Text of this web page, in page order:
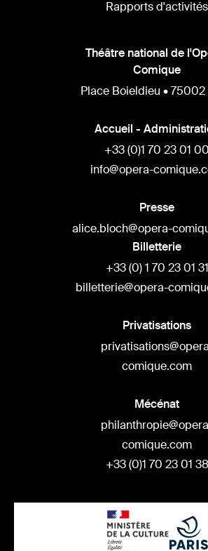
Rapports d'activités
Théâtre national de
Comique
Place Boieldieu • 75002
Accueil -
+33 (0)1 70 23 01 00
info@opera-
Presse
alice.bloch@opera-
Billetterie
+33 (0) 1 70 23 01 31
billetterie@opera-
Privatisations
comique.com
Mécénat
comique.com
+33 (0)1 70 23 01 38